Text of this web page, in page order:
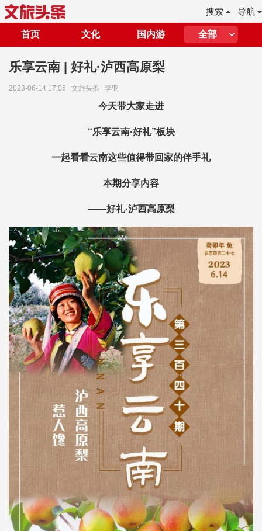
导航
搜索
首页 文化 国内游 全部
乐享云南 | 好礼·泸西高原梨
2023-06-14 17:05 文旅头条 李亚
今天带大家走进
“乐享云南·好礼”板块
一起看看云南这些值得带回家的伴手礼
本期分享内容
——好礼·泸西高原梨